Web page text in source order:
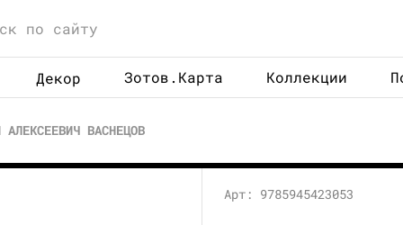
Декор Зотов.Карта Коллекции
АЛЕКСЕЕВИЧ ВАСНЕЦОВ
Арт: 9785945423053